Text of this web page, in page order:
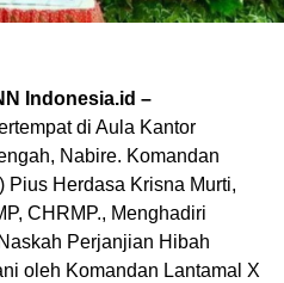
Indonesia.id –
di Aula Kantor
Nabire. Komandan
Pius Herdasa Krisna Murti,
CHRMP., Menghadiri
Perjanjian Hibah
oleh Komandan Lantamal X